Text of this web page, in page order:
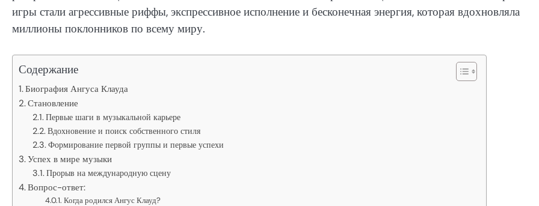
игры стали агрессивные риффы, экспрессивное исполнение и бесконечная энергия, которая вдохновляла
миллионы поклонников по всему миру.
Содержание
Биография Ангуса Клауда
Становление
Первые шаги в музыкальной карьере
Вдохновение и поиск собственного стиля
Формирование первой группы и первые успехи
Успех в мире музыки
Прорыв на международную сцену
Вопрос-ответ:
Когда родился Ангус Клауд?